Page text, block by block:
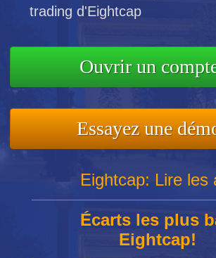
trading d'Eightcap
Ouvrir un
Essayez une
Eightcap: Lire les
Écarts les plus
Eightcap!